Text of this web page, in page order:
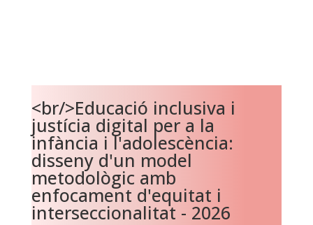
<br/>Educació inclusiva i
justícia digital per a la
infància i l'adolescència:
disseny d'un model
metodològic amb
enfocament d'equitat i
interseccionalitat - 2026